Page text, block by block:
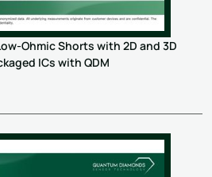
Ohmic Shorts with 2D and 3D
ICs with QDM